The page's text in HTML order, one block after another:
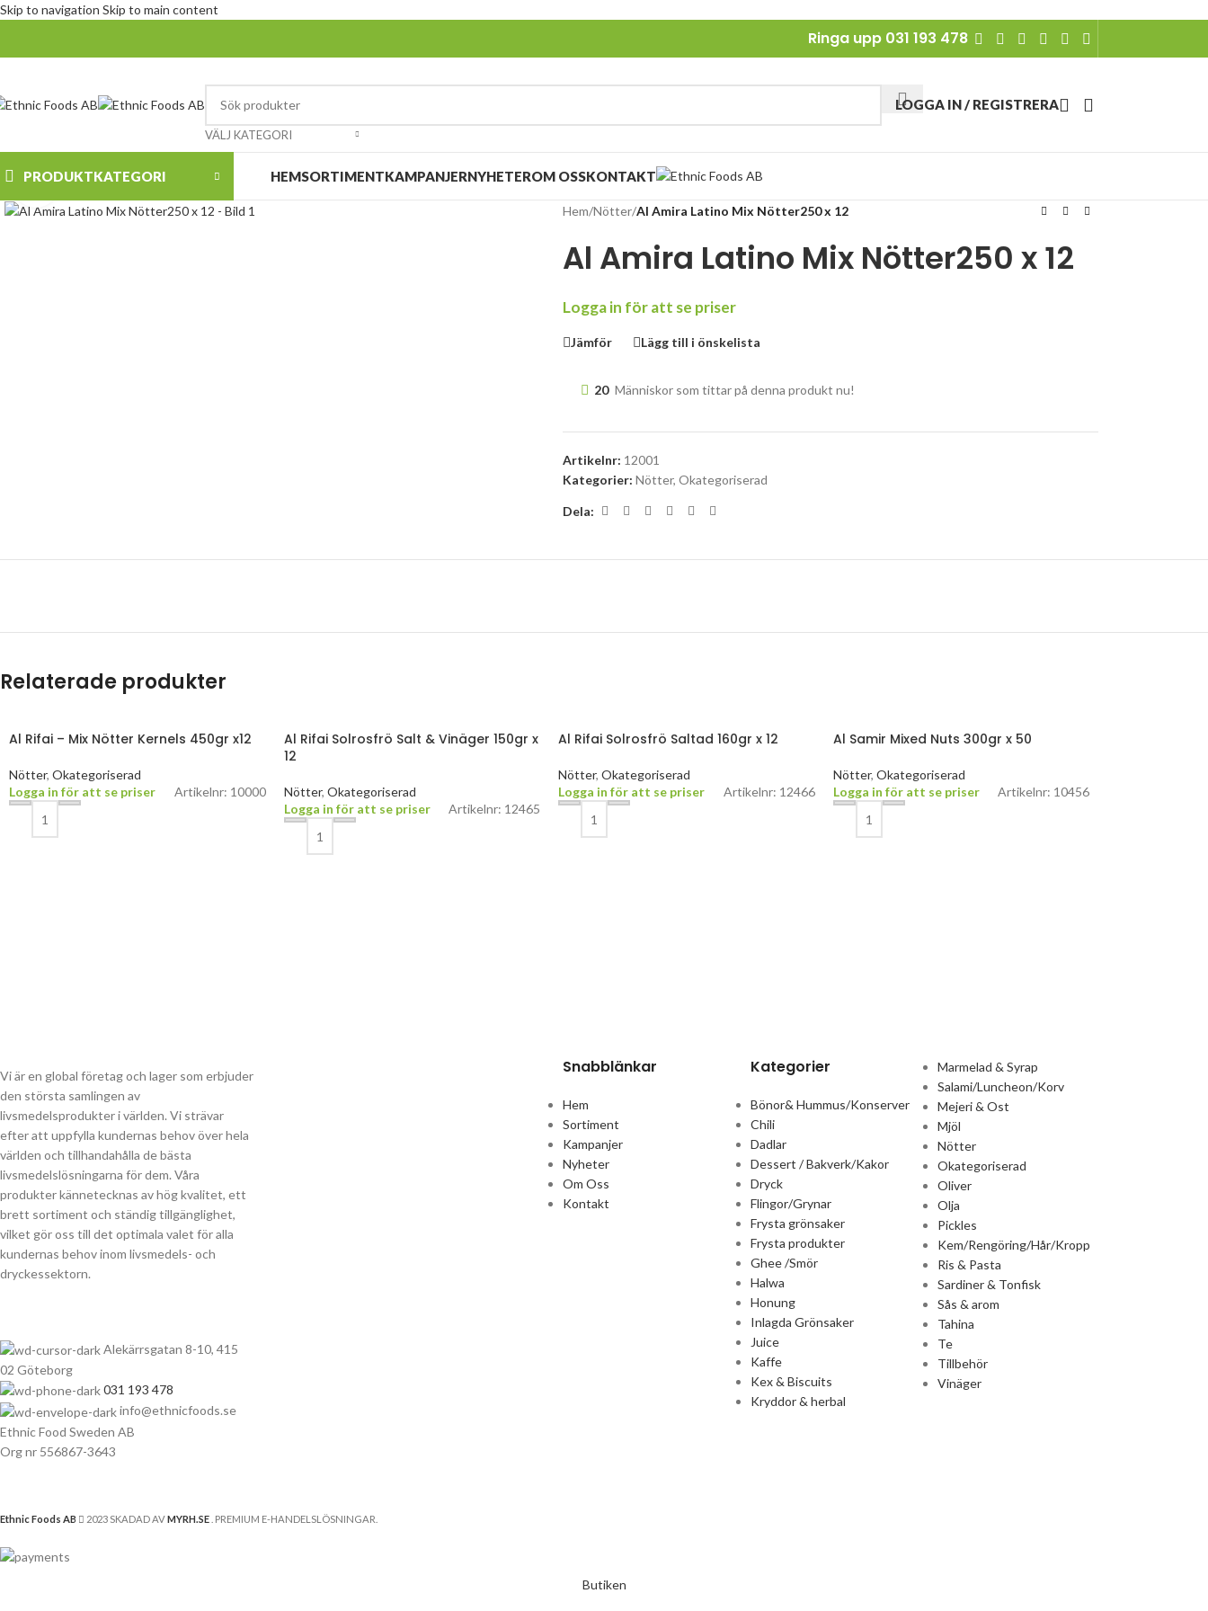
Skip to navigation Skip to main content
Ringa upp 031 193 478
VÄLJ KATEGORI
LOGGA IN / REGISTRERA
PRODUKTKATEGORI HEMSORTIMENTKAMPANJERNYHETEROM OSSKONTAKT
Klicka för att förstora
Hem/Nötter/Al Amira Latino Mix Nötter250 x 12
Al Amira Latino Mix Nötter250 x 12
Logga in för att se priser
Jämför Lägg till i önskelista
20 Människor som tittar på denna produkt nu!
Artikelnr: 12001
Kategorier: Nötter, Okategoriserad
Dela:
Relaterade produkter
Al Rifai – Mix Nötter Kernels 450gr x12
Nötter, Okategoriserad
Logga in för att se priser
Artikelnr: 10000
Al Rifai Solrosfrö Salt & Vinäger 150gr x
12
Nötter, Okategoriserad
Logga in för att se priser
Artikelnr: 12465
Al Rifai Solrosfrö Saltad 160gr x 12
Nötter, Okategoriserad
Logga in för att se priser
Artikelnr: 12466
Al Samir Mixed Nuts 300gr x 50
Nötter, Okategoriserad
Logga in för att se priser
Artikelnr: 10456
Vi är en global företag och lager som erbjuder
den största samlingen av
livsmedelsprodukter i världen. Vi strävar
efter att uppfylla kundernas behov över hela
världen och tillhandahålla de bästa
livsmedelslösningarna för dem. Våra
produkter kännetecknas av hög kvalitet, ett
brett sortiment och ständig tillgänglighet,
vilket gör oss till det optimala valet för alla
kundernas behov inom livsmedels- och
dryckessektorn.
Alekärrsgatan 8-10, 415
02 Göteborg
031 193 478
info@ethnicfoods.se
Ethnic Food Sweden AB
Org nr 556867-3643
Snabblänkar
Hem
Sortiment
Kampanjer
Nyheter
Om Oss
Kontakt
Kategorier
Bönor& Hummus/Konserver
Chili
Dadlar
Dessert / Bakverk/Kakor
Dryck
Flingor/Grynar
Frysta grönsaker
Frysta produkter
Ghee /Smör
Halwa
Honung
Inlagda Grönsaker
Juice
Kaffe
Kex & Biscuits
Kryddor & herbal
Marmelad & Syrap
Salami/Luncheon/Korv
Mejeri & Ost
Mjöl
Nötter
Okategoriserad
Oliver
Olja
Pickles
Kem/Rengöring/Hår/Kropp
Ris & Pasta
Sardiner & Tonfisk
Sås & arom
Tahina
Te
Tillbehör
Vinäger
Ethnic Foods AB 2023 SKADAD AVMYRH.SE . PREMIUM E-HANDELSLÖSNINGAR.
Butiken